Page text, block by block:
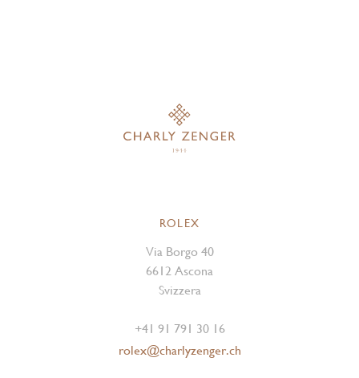
ROLEX
Via Borgo 40
6612 Ascona
Svizzera
+41 91 791 30 16
rolex@charlyzenger.ch